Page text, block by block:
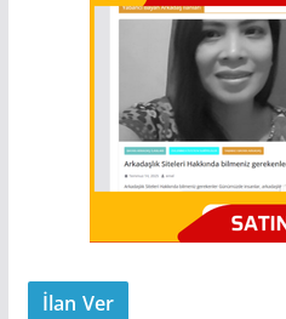
İlan Ver